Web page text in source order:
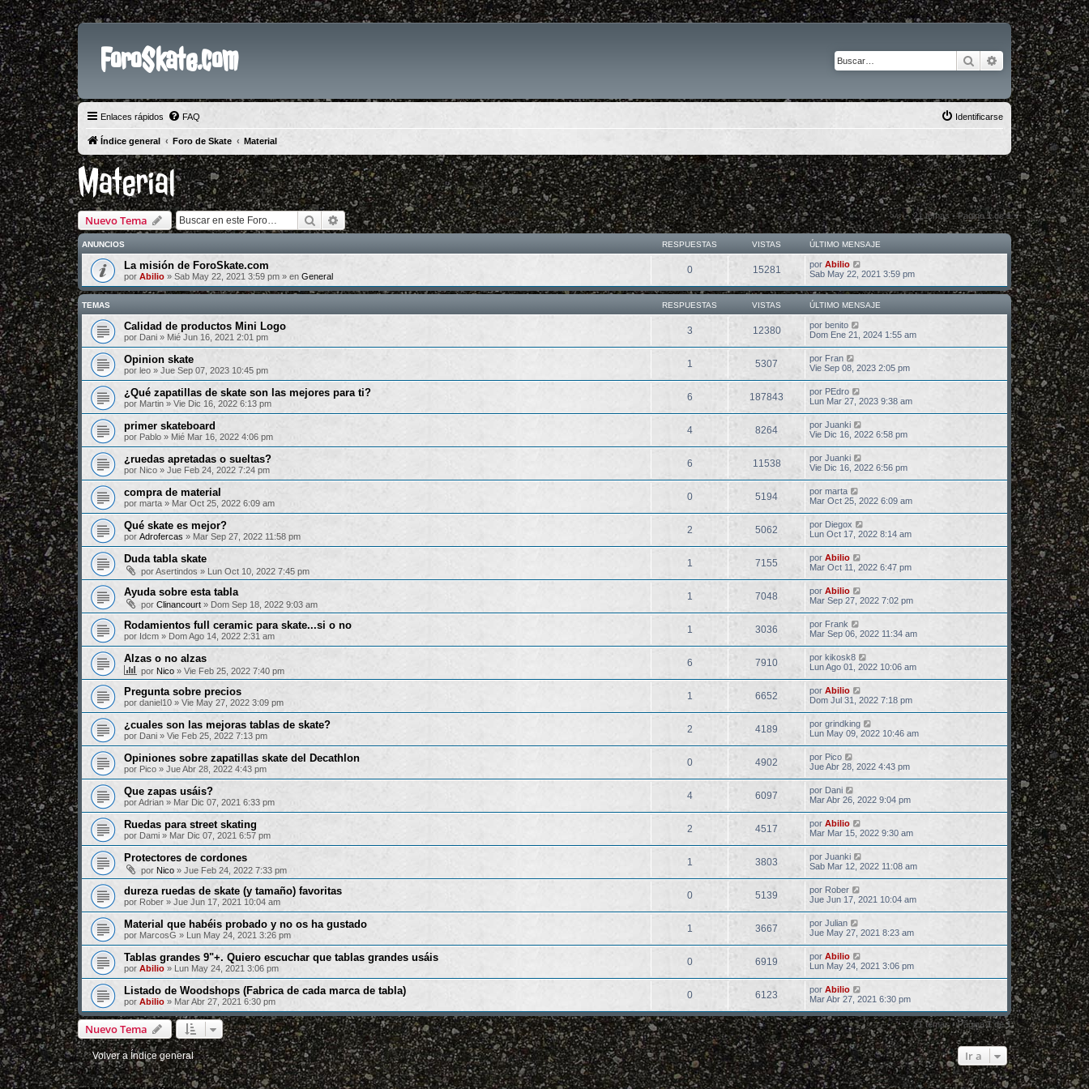
ForoSkate.com Buscar Búsqueda
Enlaces rápidos FAQ Identificarse
Índice general Foro de Skate Material
Material
Nuevo Tema BuscarBúsqueda avanzada 21 temas • Página1de1
ANUNCIOS RESPUESTAS VISTAS ÚLTIMO MENSAJE
La misión de ForoSkate.com
por Abilio » Sab May 22, 2021 3:59 pm » en General
0 15281 por Abilio
Sab May 22, 2021 3:59 pm
TEMAS RESPUESTAS VISTAS ÚLTIMO MENSAJE
Calidad de productos Mini Logo
por Dani » Mié Jun 16, 2021 2:01 pm
3 12380 por benito
Dom Ene 21, 2024 1:55 am
Opinion skate
por leo » Jue Sep 07, 2023 10:45 pm
1 5307 por Fran
Vie Sep 08, 2023 2:05 pm
¿Qué zapatillas de skate son las mejores para ti?
por Martin » Vie Dic 16, 2022 6:13 pm
6 187843 por PEdro
Lun Mar 27, 2023 9:38 am
primer skateboard
por Pablo » Mié Mar 16, 2022 4:06 pm
4 8264 por Juanki
Vie Dic 16, 2022 6:58 pm
¿ruedas apretadas o sueltas?
por Nico » Jue Feb 24, 2022 7:24 pm
6 11538 por Juanki
Vie Dic 16, 2022 6:56 pm
compra de material
por marta » Mar Oct 25, 2022 6:09 am
0 5194 por marta
Mar Oct 25, 2022 6:09 am
Qué skate es mejor?
por Adrofercas » Mar Sep 27, 2022 11:58 pm
2 5062 por Diegox
Lun Oct 17, 2022 8:14 am
Duda tabla skate
porAsertindos » Lun Oct 10, 2022 7:45 pm
1 7155 por Abilio
Mar Oct 11, 2022 6:47 pm
Ayuda sobre esta tabla
por Clinancourt » Dom Sep 18, 2022 9:03 am
1 7048 por Abilio
Mar Sep 27, 2022 7:02 pm
Rodamientos full ceramic para skate...si o no
por Idcm » Dom Ago 14, 2022 2:31 am
1 3036 por Frank
Mar Sep 06, 2022 11:34 am
Alzas o no alzas
por Nico » Vie Feb 25, 2022 7:40 pm
6 7910 por kikosk8
Lun Ago 01, 2022 10:06 am
Pregunta sobre precios
por daniel10 » Vie May 27, 2022 3:09 pm
1 6652 por Abilio
Dom Jul 31, 2022 7:18 pm
¿cuales son las mejoras tablas de skate?
por Dani » Vie Feb 25, 2022 7:13 pm
2 4189 por grindking
Lun May 09, 2022 10:46 am
Opiniones sobre zapatillas skate del Decathlon
por Pico » Jue Abr 28, 2022 4:43 pm
0 4902 por Pico
Jue Abr 28, 2022 4:43 pm
Que zapas usáis?
porAdrian » Mar Dic 07, 2021 6:33 pm
4 6097 por Dani
Mar Abr 26, 2022 9:04 pm
Ruedas para street skating
por Dami » Mar Dic 07, 2021 6:57 pm
2 4517 por Abilio
Mar Mar 15, 2022 9:30 am
Protectores de cordones
por Nico » Jue Feb 24, 2022 7:33 pm
1 3803 por Juanki
Sab Mar 12, 2022 11:08 am
dureza ruedas de skate (y tamaño) favoritas
por Rober » Jue Jun 17, 2021 10:04 am
0 5139 por Rober
Jue Jun 17, 2021 10:04 am
Material que habéis probado y no os ha gustado
por MarcosG » Lun May 24, 2021 3:26 pm
1 3667 por Julian
Jue May 27, 2021 8:23 am
Tablas grandes 9"+. Quiero escuchar que tablas grandes usáis
por Abilio » Lun May 24, 2021 3:06 pm
0 6919 por Abilio
Lun May 24, 2021 3:06 pm
Listado de Woodshops (Fabrica de cada marca de tabla)
por Abilio » Mar Abr 27, 2021 6:30 pm
0 6123 por Abilio
Mar Abr 27, 2021 6:30 pm
Nuevo Tema 21 temas • Página1de1
Volver a Índice general Ir a